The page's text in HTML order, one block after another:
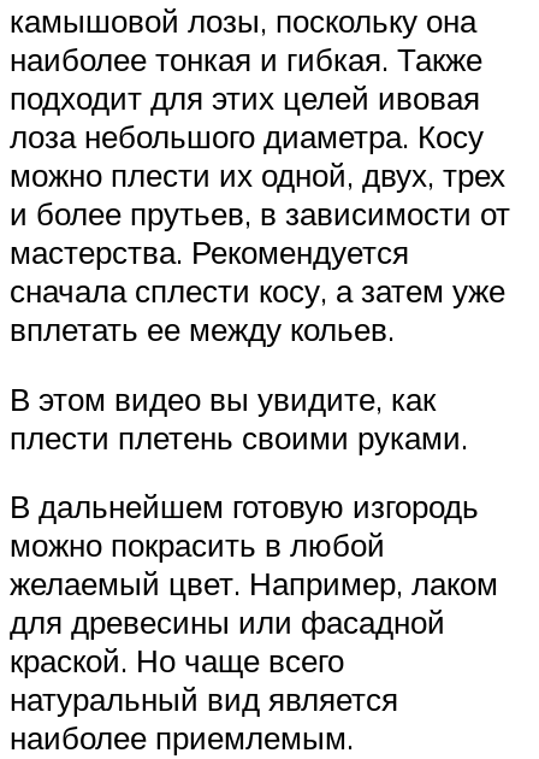
камышовой лозы, поскольку она
наиболее тонкая и гибкая. Также
подходит для этих целей ивовая
лоза небольшого диаметра. Косу
можно плести их одной, двух, трех
и более прутьев, в зависимости от
мастерства. Рекомендуется
сначала сплести косу, а затем уже
вплетать ее между кольев.
В этом видео вы увидите, как
плести плетень своими руками.
В дальнейшем готовую изгородь
можно покрасить в любой
желаемый цвет. Например, лаком
для древесины или фасадной
краской. Но чаще всего
натуральный вид является
наиболее приемлемым.